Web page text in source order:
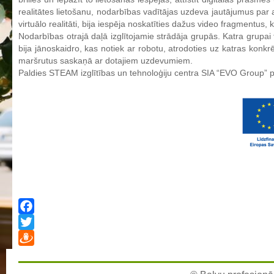
Aktualizētais pašvērtējuma ziņojums 2024
Aktualizētais pašvērtējuma ziņojums 2025
BPVV attīstības un investīciju stratēģijas plāns
Investīciju un attīstības stratēģija
Latvijas Koks "Biedra sertifikāts"
Izglītības process
Vispārējās izglītības programmas
Valsts aizsardzības mācību programma
realitātes lietošanu, nodarbības vadītājas uzdeva jautājumus
virtuālo realitāti, bija iespēja noskatīties dažus video fragmentus,
Nodarbības otrajā daļā izglītojamie strādāja grupās. Katra
bija jānoskaidro, kas notiek ar robotu, atrodoties uz katras
maršrutus saskaņā ar dotajiem uzdevumiem.
Paldies STEAM izglītības un tehnoloģiju centra SIA “EVO
Facebook
Twitter